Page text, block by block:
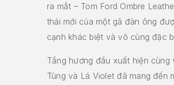
ra mắt – Tom Ford Ombre
thái mới của một gã đàn ông
cạnh khác biệt và vô cùng đặc
Tầng hương đầu xuất hiện cùng
Tùng và Lá Violet đã mang đến